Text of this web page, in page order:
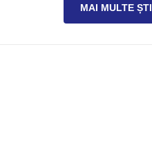
MAI MULTE